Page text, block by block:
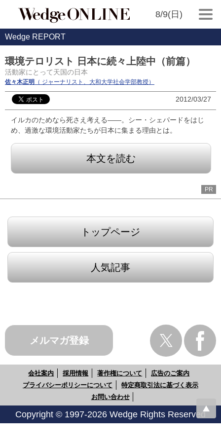
8/9(日)
Wedge REPORT
環境テロリスト 日本に続々上陸中（前篇）
活動家にとって天国の日本
佐々木正明 （ ジャーナリスト、大和大学社会学部教授）
2012/03/27
イルカのためなら死さえ考える――。シー・シェパードをはじ
め、過激な環境活動家たちが日本に集まる理由とは。
本文を読む
PR
トップページ
人気記事
メルマガ登録
会社案内 採用情報 著作権について
広告のご案内
プライバシーポリシーについて
特定商取引法に基づく表示
お問い合わせ
Copyright © 1997-2026 Wedge Rights Reserved